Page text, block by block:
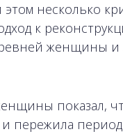
несколько
к
женщины и
показал,
и пережила